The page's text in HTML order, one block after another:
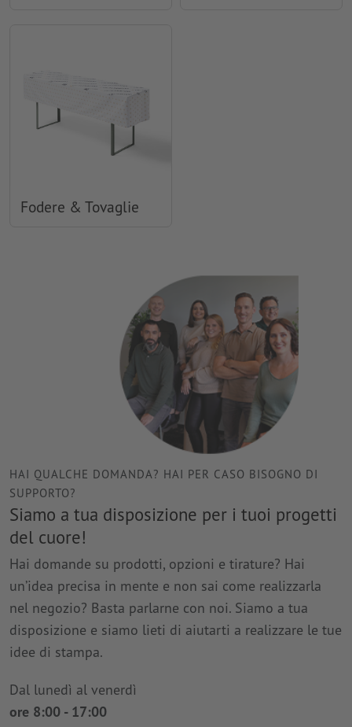
Fodere & Tovaglie
HAI QUALCHE DOMANDA? HAI PER CASO BISOGNO DI
SUPPORTO?
Siamo a tua disposizione per i tuoi progetti
del cuore!
Hai domande su prodotti, opzioni e tirature? Hai
un’idea precisa in mente e non sai come realizzarla
nel negozio? Basta parlarne con noi. Siamo a tua
disposizione e siamo lieti di aiutarti a realizzare le tue
idee di stampa.
Dal lunedì al venerdì
ore 8:00 - 17:00